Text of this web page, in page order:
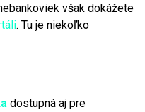
však dokážete
. Tu je niekoľko
dostupná aj pre